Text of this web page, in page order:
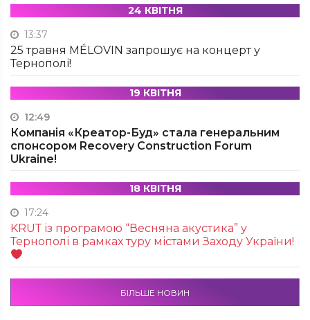
24 КВІТНЯ
13:37
25 травня MÉLOVIN запрошує на концерт у
Тернополі!
19 КВІТНЯ
12:49
Компанія «Креатор-Буд» стала генеральним
спонсором Recovery Construction Forum
Ukraine!
18 КВІТНЯ
17:24
KRUТ із програмою “Весняна акустика” у
Тернополі в рамках туру містами Заходу України!
БІЛЬШЕ НОВИН